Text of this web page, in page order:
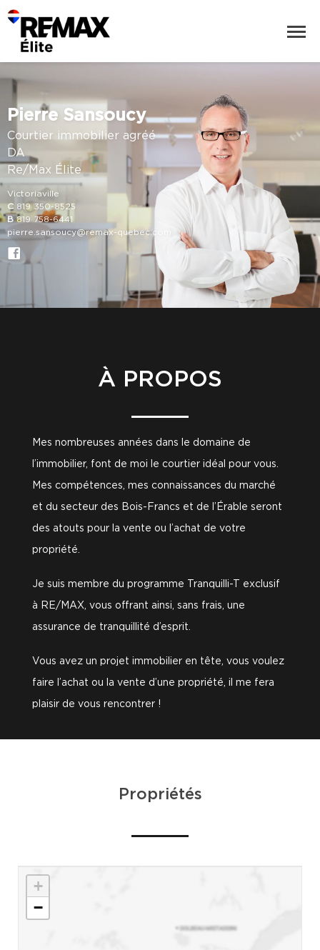
Pierre Sansoucy
Courtier immobilier agréé
DA
Re/Max Élite
Victoriaville
C 819 350-8525
B 819 758-6441
pierre.sansoucy@remax-quebec.com
À PROPOS
Mes nombreuses années dans le domaine de
l’immobilier, font de moi le courtier idéal pour vous.
Mes compétences, mes connaissances du marché
et du secteur des Bois-Francs et de l’Érable seront
des atouts pour la vente ou l’achat de votre
propriété.
Je suis membre du programme Tranquilli-T exclusif
à RE/MAX, vous offrant ainsi, sans frais, une
assurance de tranquillité d’esprit.
Vous avez un projet immobilier en tête, vous voulez
faire l’achat ou la vente d’une propriété, il me fera
plaisir de vous rencontrer !
Propriétés
+
−